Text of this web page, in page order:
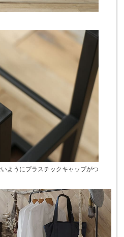
ようにプラスチックキャップがつ